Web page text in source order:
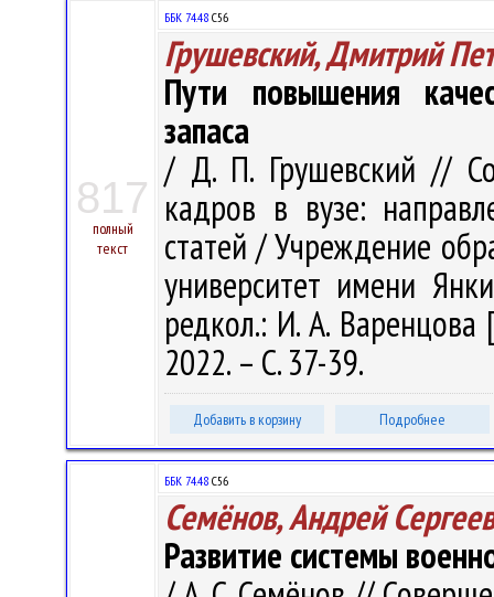
817
полный
текст
ББК 74.48 С56
Грушевский, Дмитрий
Пути повышения
запаса
/ Д. П. Грушевский //
кадров в вузе:
статей / Учреждение
университет имени
редкол.: И. А.
2022. – С. 37-39.
Добавить в корзину Подробнее
ББК 74.48 С56
Семёнов, Андрей
Развитие системы